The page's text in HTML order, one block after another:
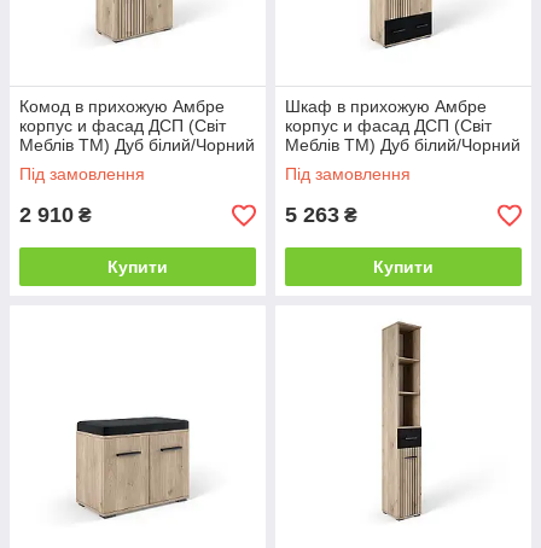
Комод в прихожую Амбре
корпус и фасад ДСП (Світ
Меблів TM) Дуб білий/Чорний
Під замовлення
2 910 ₴
Купити
Шкаф в прихожую Амбре
корпус и фасад ДСП (Світ
Меблів TM) Дуб білий/Чорний
Під замовлення
5 263 ₴
Купити